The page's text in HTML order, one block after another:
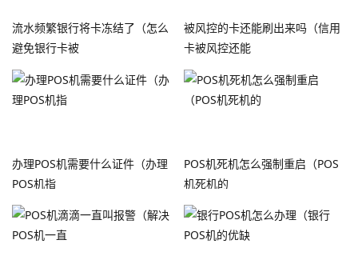
流水频繁银行将卡冻结了（怎么
避免银行卡被
被风控的卡还能刷出来吗（信用
卡被风控还能
办理POS机需要什么证件（办理
POS机指
POS机死机怎么强制重启（POS
机死机的